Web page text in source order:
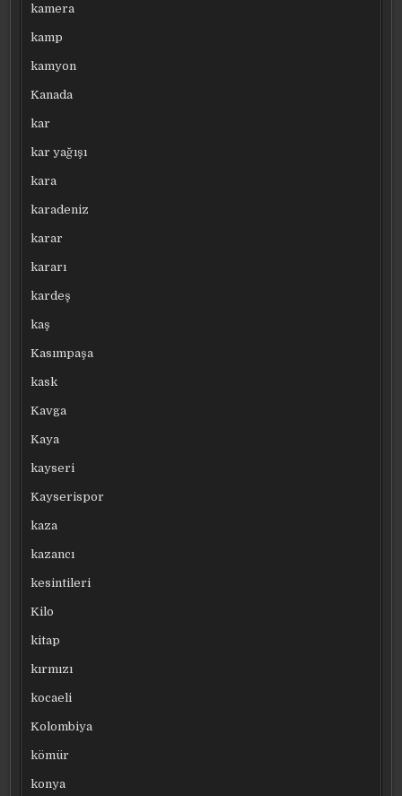
kamera
kamp
kamyon
Kanada
kar
kar yağışı
kara
karadeniz
karar
kararı
kardeş
kaş
Kasımpaşa
kask
Kavga
Kaya
kayseri
Kayserispor
kaza
kazancı
kesintileri
Kilo
kitap
kırmızı
kocaeli
Kolombiya
kömür
konya